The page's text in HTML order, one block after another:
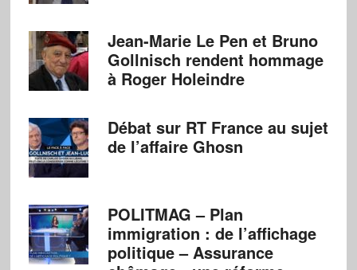
Jean-Marie Le Pen et Bruno
Gollnisch rendent hommage
à Roger Holeindre
Débat sur RT France au sujet
de l’affaire Ghosn
POLITMAG – Plan
immigration : de l’affichage
politique – Assurance